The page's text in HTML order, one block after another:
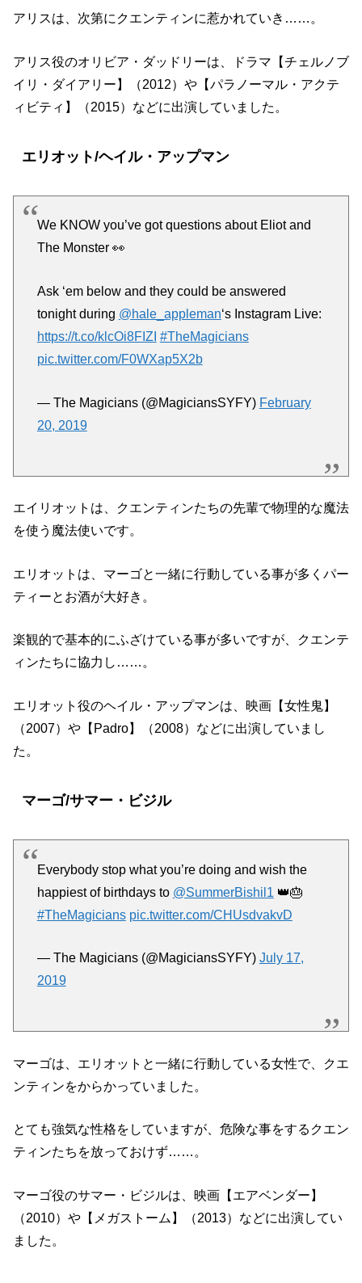
アリスは、次第にクエンティンに惹かれていき……。
アリス役のオリビア・ダッドリーは、ドラマ【チェルノブ
イリ・ダイアリー】（2012）や【パラノーマル・アクテ
ィビティ】（2015）などに出演していました。
エリオット/ヘイル・アップマン
We KNOW you’ve got questions about Eliot and
The Monster 👀
Ask ‘em below and they could be answered
tonight during @hale_appleman‘s Instagram Live:
https://t.co/klcOi8FIZI #TheMagicians
pic.twitter.com/F0WXap5X2b
— The Magicians (@MagiciansSYFY) February
20, 2019
エイリオットは、クエンティンたちの先輩で物理的な魔法
を使う魔法使いです。
エリオットは、マーゴと一緒に行動している事が多くパー
ティーとお酒が大好き。
楽観的で基本的にふざけている事が多いですが、クエンテ
ィンたちに協力し……。
エリオット役のヘイル・アップマンは、映画【女性鬼】
（2007）や【Padro】（2008）などに出演していまし
た。
マーゴ/サマー・ビジル
Everybody stop what you’re doing and wish the
happiest of birthdays to @SummerBishil1 👑🎂
#TheMagicians pic.twitter.com/CHUsdvakvD
— The Magicians (@MagiciansSYFY) July 17,
2019
マーゴは、エリオットと一緒に行動している女性で、クエ
ンティンをからかっていました。
とても強気な性格をしていますが、危険な事をするクエン
ティンたちを放っておけず……。
マーゴ役のサマー・ビジルは、映画【エアベンダー】
（2010）や【メガストーム】（2013）などに出演してい
ました。